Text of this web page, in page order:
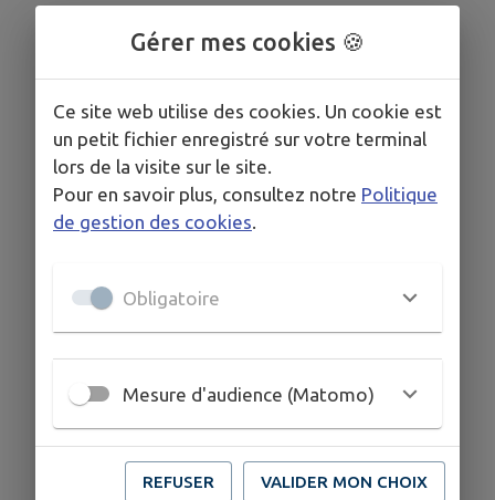
Gérer mes cookies 🍪
Ce site web utilise des cookies. Un cookie est
un petit fichier enregistré sur votre terminal
lors de la visite sur le site.
Pour en savoir plus, consultez notre Politique
de gestion des cookies.
Obligatoire
Mesure d'audience (Matomo)
REFUSER VALIDER MON CHOIX